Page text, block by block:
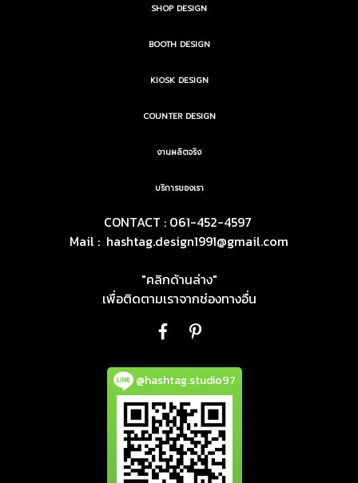
SHOP DESIGN
BOOTH DESIGN
KIOSK DESIGN
COUNTER DESIGN
งานผลิตจริง
บริการของเรา
CONTACT : 061-452-4597
Mail : hashtag.design1991@gmail.com
"คลิกด้านล่าง"
เพื่อติดตามเราจากช่องทางอื่น
@hashtag.studio97